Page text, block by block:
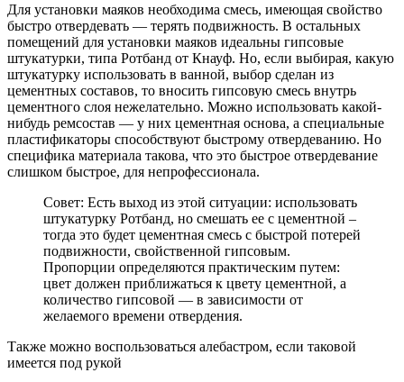
Для установки маяков необходима смесь, имеющая свойство
быстро отвердевать — терять подвижность. В остальных
помещений для установки маяков идеальны гипсовые
штукатурки, типа Ротбанд от Кнауф. Но, если выбирая, какую
штукатурку использовать в ванной, выбор сделан из
цементных составов, то вносить гипсовую смесь внутрь
цементного слоя нежелательно. Можно использовать какой-
нибудь ремсостав — у них цементная основа, а специальные
пластификаторы способствуют быстрому отвердеванию. Но
специфика материала такова, что это быстрое отвердевание
слишком быстрое, для непрофессионала.
Совет: Есть выход из этой ситуации: использовать
штукатурку Ротбанд, но смешать ее с цементной –
тогда это будет цементная смесь с быстрой потерей
подвижности, свойственной гипсовым.
Пропорции определяются практическим путем:
цвет должен приближаться к цвету цементной, а
количество гипсовой — в зависимости от
желаемого времени отвердения.
Также можно воспользоваться алебастром, если таковой
имеется под рукой